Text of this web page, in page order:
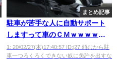
まとめ記事
駐車が苦手な人に自動サポート
しますって車のＣＭｗｗｗｗｗ
ｗ
1: 20/02/27(木)17:40:57 ID:j27 頼むから駐
車一つろくろくできない奴に免許を出すな